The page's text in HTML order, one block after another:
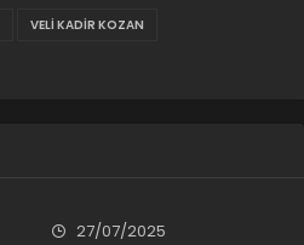
VELI KADIR KOZAN
27/07/2025